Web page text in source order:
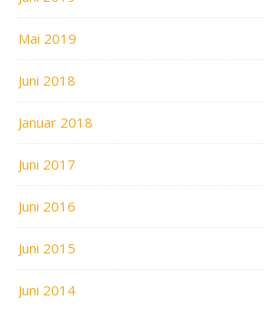
Mai 2019
Juni 2018
Januar 2018
Juni 2017
Juni 2016
Juni 2015
Juni 2014